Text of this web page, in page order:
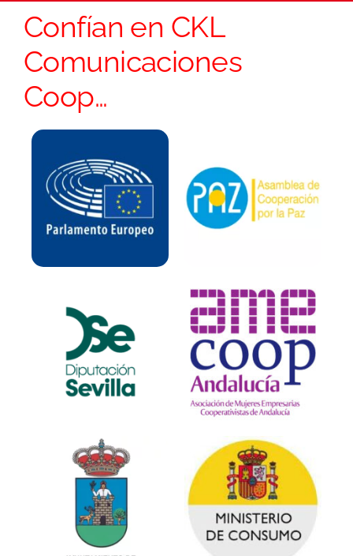
Confían en CKL
Comunicaciones
Coop…